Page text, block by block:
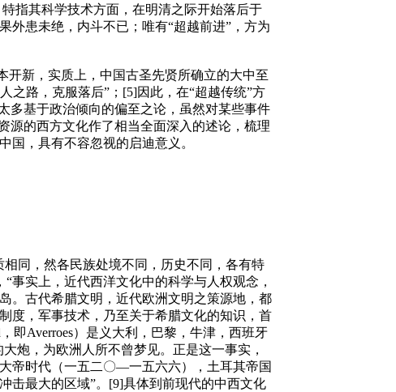
指其科学技术方面，在明清之际开始落后于
外患未绝，内斗不已；唯有“超越前进”，方为
开新，实质上，中国古圣先贤所确立的大中至
之路，克服落后”；[5]因此，在“超越传统”方
多基于政治倾向的偏至之论，虽然对某些事件
源的西方文化作了相当全面深入的述论，梳理
国，具有不容忽视的启迪意义。
同，然各民族处境不同，历史不同，各有特
事实上，近代西洋文化中的科学与人权观念，
。古代希腊文明，近代欧洲文明之策源地，都
度，军事技术，乃至关于希腊文化的知识，首
即Averroes）是义大利，巴黎，牛津，西班牙
炮，为欧洲人所不曾梦见。正是这一事实，
帝时代（一五二〇—一五六六），土耳其帝国
击最大的区域”。[9]具体到前现代的中西文化